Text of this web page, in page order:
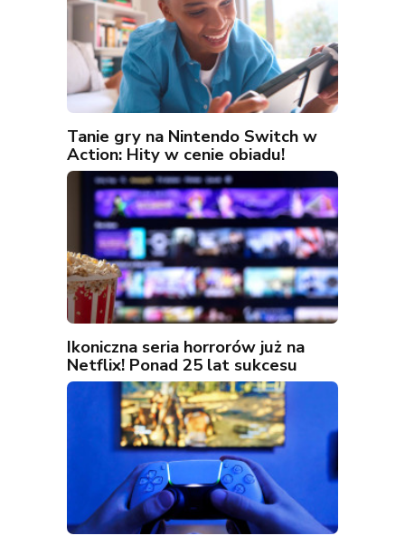
Tanie gry na Nintendo Switch w
Action: Hity w cenie obiadu!
Ikoniczna seria horrorów już na
Netflix! Ponad 25 lat sukcesu